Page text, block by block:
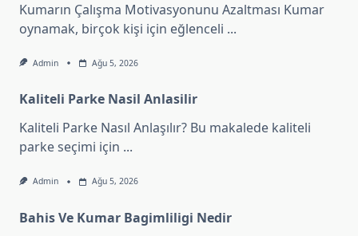
Kumarın Çalışma Motivasyonunu Azaltması Kumar
oynamak, birçok kişi için eğlenceli ...
Admin Ağu 5, 2026
Kaliteli Parke Nasil Anlasilir
Kaliteli Parke Nasıl Anlaşılır? Bu makalede kaliteli
parke seçimi için ...
Admin Ağu 5, 2026
Bahis Ve Kumar Bagimliligi Nedir